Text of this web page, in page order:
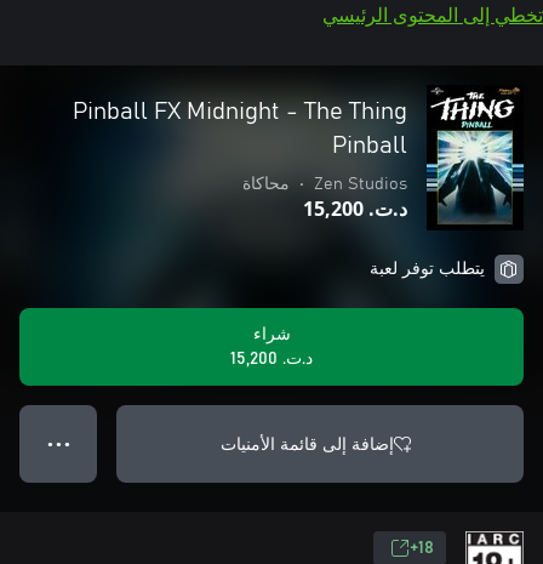
تخطي إلى المحتوى الرئيسي
Pinball FX Midnight - The Thing
Pinball
Zen Studios
• محاكاة
د.ت.‏ 15,200
يتطلب توفر لعبة
شراء
د.ت.‏ 15,200
إضافة إلى قائمة الأمنيات ● ● ●
18+